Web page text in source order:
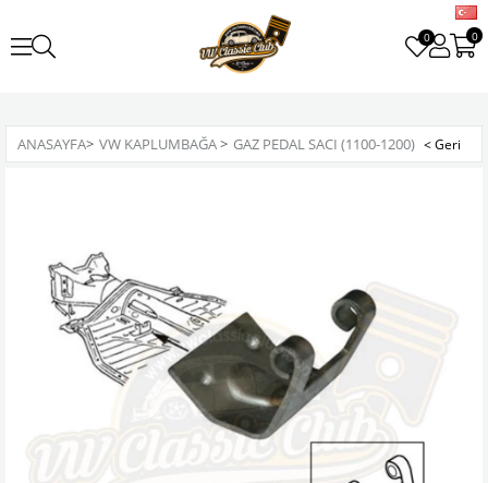
0 0
ANASAYFA> VW KAPLUMBAĞA> GAZ PEDAL SACI (1100-1200)